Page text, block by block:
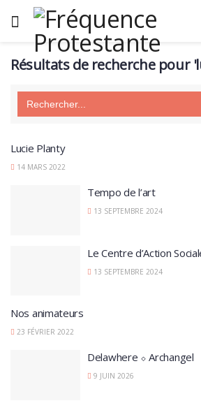
Résultats de recherche pour
Search
for:
Lucie Planty
14 MARS 2022
Tempo de l’art
13 SEPTEMBRE 2024
Le Centre d’Action
13 SEPTEMBRE 2024
Nos animateurs
23 FÉVRIER 2022
Delawhere ⬦ Archangel
9 JUIN 2026